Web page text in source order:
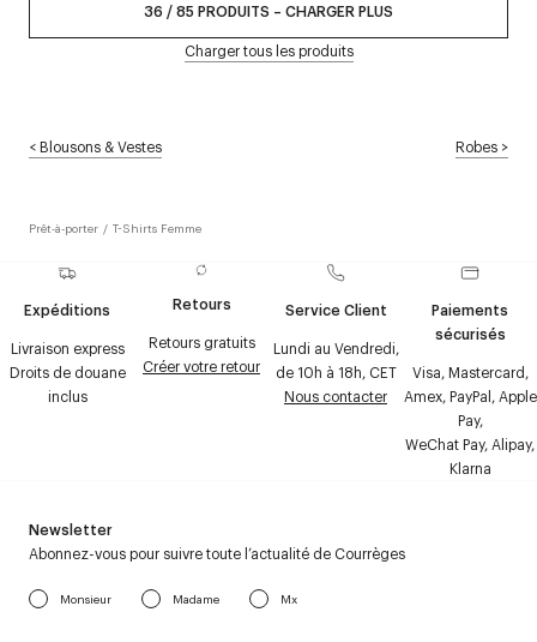
36 /85 PRODUITS – CHARGER PLUS
Charger tous les produits
<Blousons & Vestes Robes >
Prêt-à-porter / T-Shirts Femme
Expéditions
Livraison express
Droits de douane
inclus
Retours
Retours gratuits
Créer votre retour
Service Client
Lundi au Vendredi,
de 10h à 18h, CET
Nous contacter
Paiements
sécurisés
Visa, Mastercard,
Amex, PayPal, Apple
Pay,
WeChat Pay, Alipay,
Klarna
Newsletter
Abonnez-vous pour suivre toute l’actualité de Courrèges
Monsieur Madame Mx